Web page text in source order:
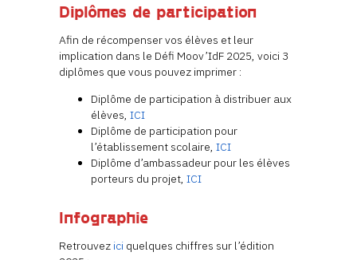
Diplômes de participation
Afin de récompenser vos élèves et leur
implication dans le Défi Moov’IdF 2025, voici 3
diplômes que vous pouvez imprimer :
Diplôme de participation à distribuer aux
élèves, ICI
Diplôme de participation pour
l’établissement scolaire, ICI
Diplôme d’ambassadeur pour les élèves
porteurs du projet, ICI
Infographie
Retrouvez ici quelques chiffres sur l’édition